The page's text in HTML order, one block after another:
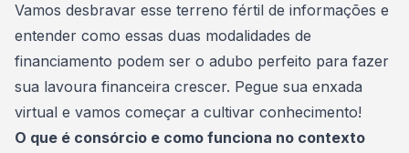
Vamos desbravar esse terreno fértil de informações e
entender como essas duas modalidades de
financiamento podem ser o adubo perfeito para fazer
sua lavoura financeira crescer. Pegue sua enxada
virtual e vamos começar a cultivar conhecimento!
O que é consórcio e como funciona no contexto